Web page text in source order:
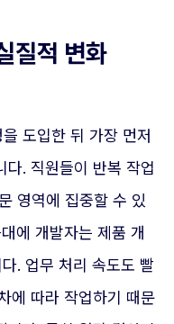
질적 변화
도입한 뒤 가장 먼저
다. 직원들이 반복 작업
영역에 집중할 수 있
에 개발자는 제품 개
. 업무 처리 속도도 빨
에 따라 작업하기 때문